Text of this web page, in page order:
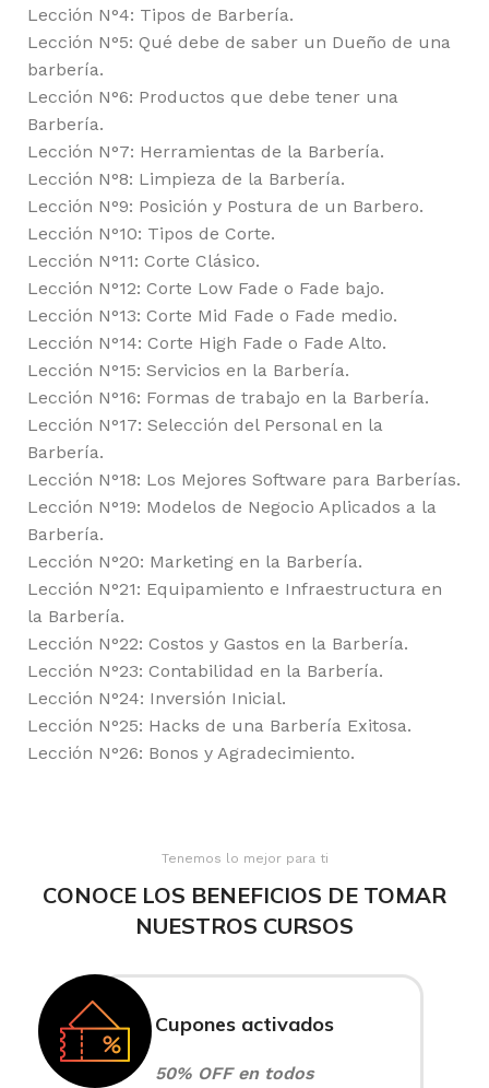
Lección N°4: Tipos de Barbería.
Lección N°5: Qué debe de saber un Dueño de una
barbería.
Lección N°6: Productos que debe tener una
Barbería.
Lección N°7: Herramientas de la Barbería.
Lección N°8: Limpieza de la Barbería.
Lección N°9: Posición y Postura de un Barbero.
Lección N°10: Tipos de Corte.
Lección N°11: Corte Clásico.
Lección N°12: Corte Low Fade o Fade bajo.
Lección N°13: Corte Mid Fade o Fade medio.
Lección N°14: Corte High Fade o Fade Alto.
Lección N°15: Servicios en la Barbería.
Lección N°16: Formas de trabajo en la Barbería.
Lección N°17: Selección del Personal en la
Barbería.
Lección N°18: Los Mejores Software para Barberías.
Lección N°19: Modelos de Negocio Aplicados a la
Barbería.
Lección N°20: Marketing en la Barbería.
Lección N°21: Equipamiento e Infraestructura en
la Barbería.
Lección N°22: Costos y Gastos en la Barbería.
Lección N°23: Contabilidad en la Barbería.
Lección N°24: Inversión Inicial.
Lección N°25: Hacks de una Barbería Exitosa.
Lección N°26: Bonos y Agradecimiento.
Tenemos lo mejor para ti
CONOCE LOS BENEFICIOS DE TOMAR
NUESTROS CURSOS
Cupones activados
50% OFF en todos